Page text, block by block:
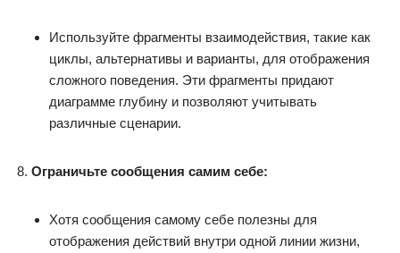
Используйте фрагменты взаимодействия, такие как
циклы, альтернативы и варианты, для отображения
сложного поведения. Эти фрагменты придают
диаграмме глубину и позволяют учитывать
различные сценарии.
Ограничьте сообщения самим себе:
Хотя сообщения самому себе полезны для
отображения действий внутри одной линии жизни,